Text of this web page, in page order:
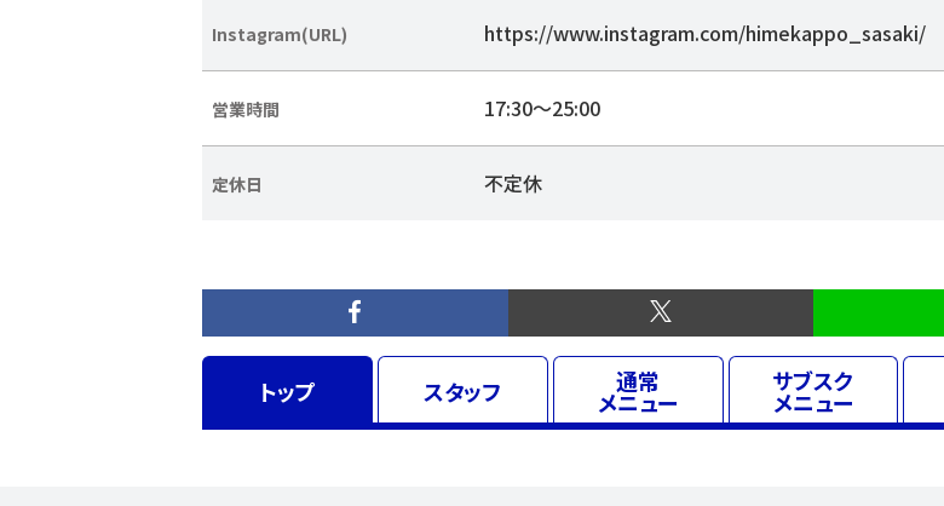
Instagram(URL) https://www.instagram.com/himekappo_sasaki/
営業時間 17:30～25:00
定休日 不定休
トップ スタッフ 通常
メニュー
サブスク
メニュー